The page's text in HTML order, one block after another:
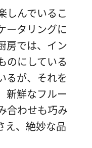
しんでいるこ
ータリングに
房では、イン
のにしている
るが、それを
新鮮なフルー
合わせも巧み
え、絶妙な品